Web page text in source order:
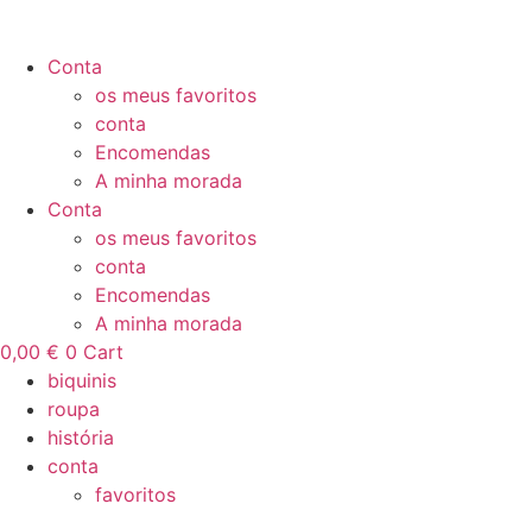
Conta
os meus favoritos
conta
Encomendas
A minha morada
Conta
os meus favoritos
conta
Encomendas
A minha morada
0,00 € 0 Cart
biquinis
roupa
história
conta
favoritos